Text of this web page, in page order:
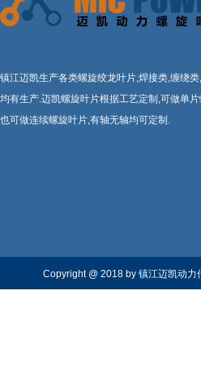
镇江迈凯生产各类螺旋绞龙叶片,焊接类,缠绕
均有生产.迈凯螺旋叶片根据工艺定制,可做单
也可做连续螺旋叶片,有轴无轴均可定制.
Copyright @ 2018 by 镇江迈凯动